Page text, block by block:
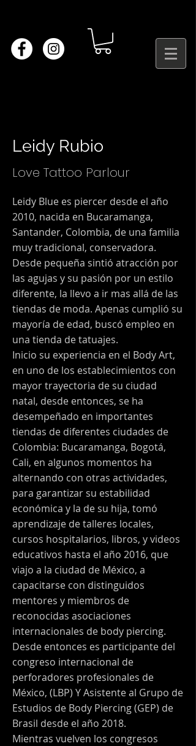
Leidy Rubio
Love Tattoo Parlour
Leidy Blue es piercer desde el año
2010, nacida en Bucaramanga,
Santander, Colombia, de una familia
muy tradicional, conservadora.
Desde pequeña sintió atracción por
las agujas y su pasión por un estilo
diferente, la llevo a ir mas allá de las
tiendas de moda. Apenas cumplió su
mayoría de edad, buscó empleo en
una tienda de tatuajes.
Inicio su experiencia en el Body Art,
en uno de los establecimientos con
mayor trayectoria de su ciudad
natal, desde entonces, se ha
desempeñado en importantes
tiendas de diferentes ciudades de
Colombia: Bucaramanga, Bogotá,
Cali, en algunos momentos ha
alternando con otras actividades,
para garantizar su estabilidad
económica y la de su hija, tomó
aprendizaje de talleres locales,
cursos hospitalarios, libros, y videos
educativos hasta el año 2016, que
viajo a la ciudad de México, a
capacitarse con distinguidos
mentores y miembros de
reconocidas asociaciones
internacionales de body piercing.
Desde entonces es participante del
congreso internacional de
perforadores profesionales de
México, (LBP) Y Asistente al Grupo de
Estudios de Body Piercing (GEP) de
Brasil desde el año 2018.
Mientras vuelven los congresos